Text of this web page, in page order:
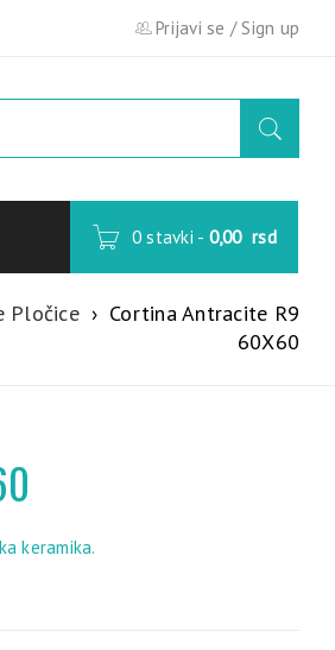
Prijavi se /Sign up
0 stavki - 0,00 rsd
Pločice › Cortina Antracite R9
60X60
keramika.